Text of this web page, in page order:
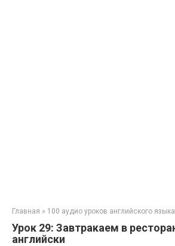
Главная » 100 аудио уроков английского языка
Урок 29: Завтракаем в
английски